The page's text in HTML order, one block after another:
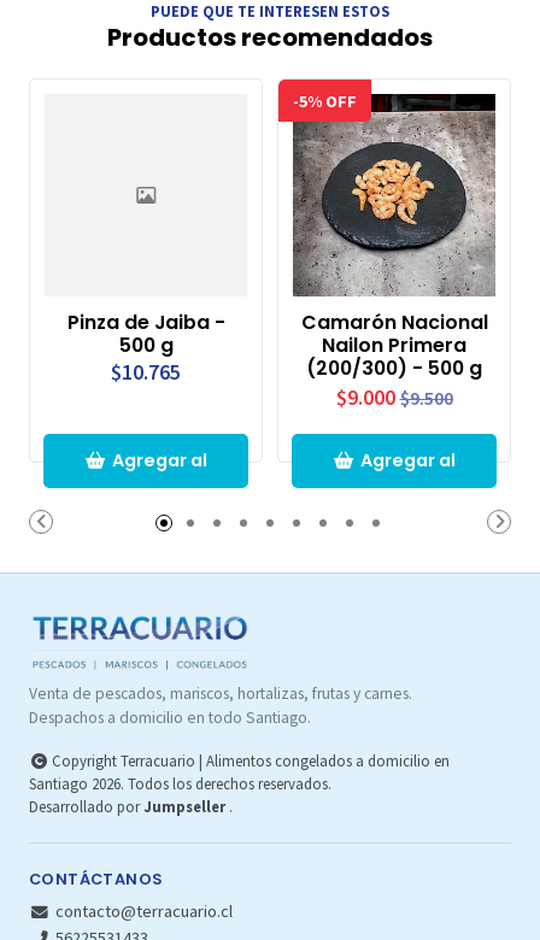
PUEDE QUE TE INTERESEN ESTOS
Productos recomendados
Pinza de Jaiba -
500 g
$10.765
Agregar al
Carro
-5% OFF
Camarón Nacional
Nailon Primera
(200/300) - 500 g
$9.000 $9.500
Agregar al
Carro
Venta de pescados, mariscos, hortalizas, frutas y carnes.
Despachos a domicilio en todo Santiago.
Copyright Terracuario | Alimentos congelados a domicilio en
Santiago 2026. Todos los derechos reservados.
Desarrollado porJumpseller .
CONTÁCTANOS
contacto@terracuario.cl